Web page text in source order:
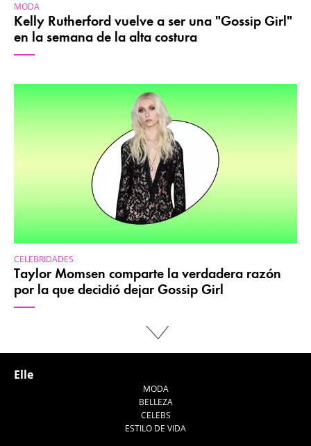
MODA
Kelly Rutherford vuelve a ser una "Gossip Girl"
en la semana de la alta costura
CELEBRIDADES
Taylor Momsen comparte la verdadera razón
por la que decidió dejar Gossip Girl
Elle
MODA
BELLEZA
CELEBS
ESTILO DE VIDA